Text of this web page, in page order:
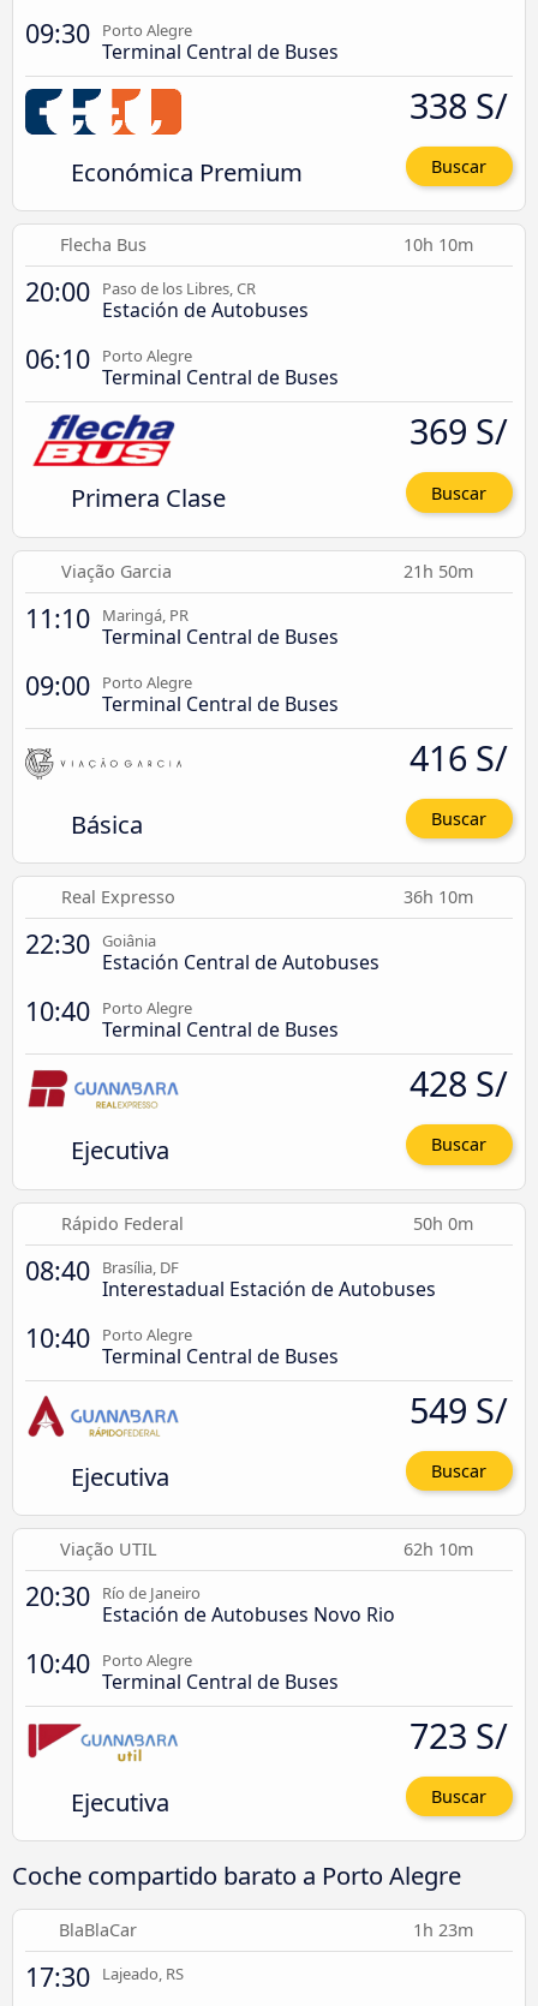
09:30 Porto Alegre
Terminal Central de Buses
Económica Premium
338 S/
Buscar
Flecha Bus 10h 10m
20:00 Paso de los Libres, CR
Estación de Autobuses
06:10 Porto Alegre
Terminal Central de Buses
Primera Clase
369 S/
Buscar
Viação Garcia 21h 50m
11:10 Maringá, PR
Terminal Central de Buses
09:00 Porto Alegre
Terminal Central de Buses
Básica
416 S/
Buscar
Real Expresso 36h 10m
22:30 Goiânia
Estación Central de Autobuses
10:40 Porto Alegre
Terminal Central de Buses
Ejecutiva
428 S/
Buscar
Rápido Federal 50h 0m
08:40 Brasília, DF
Interestadual Estación de Autobuses
10:40 Porto Alegre
Terminal Central de Buses
Ejecutiva
549 S/
Buscar
Viação UTIL 62h 10m
20:30 Río de Janeiro
Estación de Autobuses Novo Rio
10:40 Porto Alegre
Terminal Central de Buses
Ejecutiva
723 S/
Buscar
Coche compartido barato a Porto Alegre
BlaBlaCar 1h 23m
17:30 Lajeado, RS